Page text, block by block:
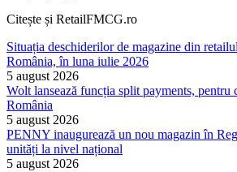
Citește și RetailFMCG.ro
Situația deschiderilor de magazine din
România, în luna iulie 2026
5 august 2026
Wolt lansează funcția split payments, pentru
România
5 august 2026
PENNY inaugurează un nou magazin în
unități la nivel național
5 august 2026